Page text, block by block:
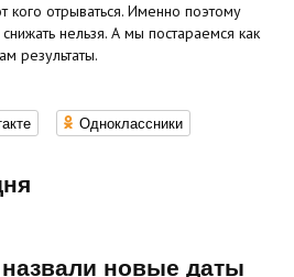
кого отрываться. Именно поэтому
нельзя. А мы постараемся как
результаты.
Одноклассники
новые даты